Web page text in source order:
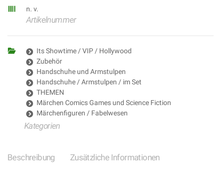
n. v.
Artikelnummer
Its Showtime / VIP / Hollywood
Zubehör
Handschuhe und Armstulpen
Handschuhe / Armstulpen / im Set
THEMEN
Märchen Comics Games und Science Fiction
Märchenfiguren / Fabelwesen
Kategorien
Beschreibung Zusätzliche Informationen